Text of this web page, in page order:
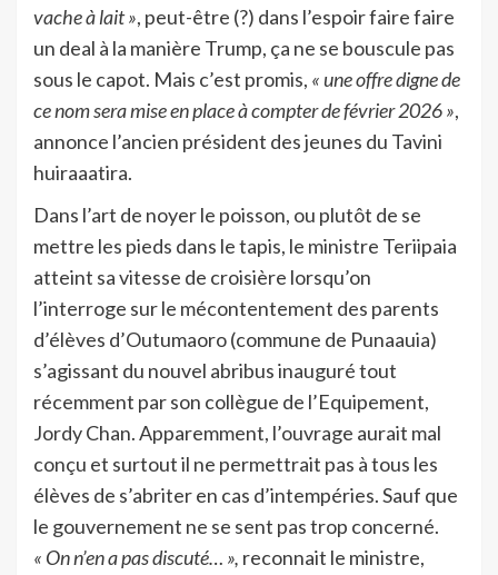
vache à lait », peut-être (?) dans l’espoir faire faire
un deal à la manière Trump, ça ne se bouscule pas
sous le capot. Mais c’est promis, « une offre digne de
ce nom sera mise en place à compter de février 2026 »,
annonce l’ancien président des jeunes du Tavini
huiraaatira.
Dans l’art de noyer le poisson, ou plutôt de se
mettre les pieds dans le tapis, le ministre Teriipaia
atteint sa vitesse de croisière lorsqu’on
l’interroge sur le mécontentement des parents
d’élèves d’Outumaoro (commune de Punaauia)
s’agissant du nouvel abribus inauguré tout
récemment par son collègue de l’Equipement,
Jordy Chan. Apparemment, l’ouvrage aurait mal
conçu et surtout il ne permettrait pas à tous les
élèves de s’abriter en cas d’intempéries. Sauf que
le gouvernement ne se sent pas trop concerné.
« On n’en a pas discuté… », reconnait le ministre,